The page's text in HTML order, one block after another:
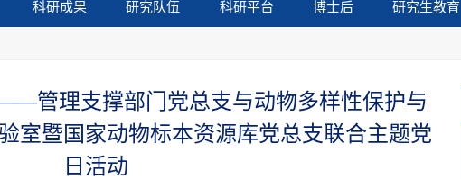
科研成果 研究队伍 科研平台 博士后 研究生教育
管理支撑部门党总支与动物多样性保护与
室暨国家动物标本资源库党总支联合主题党
日活动